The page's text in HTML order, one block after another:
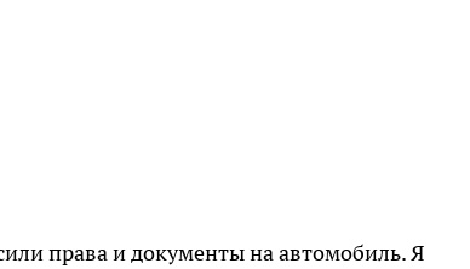
права и документы на автомобиль. Я